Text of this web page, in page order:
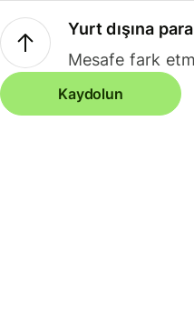
Yurt dışına
Mesafe fark
Kaydolun